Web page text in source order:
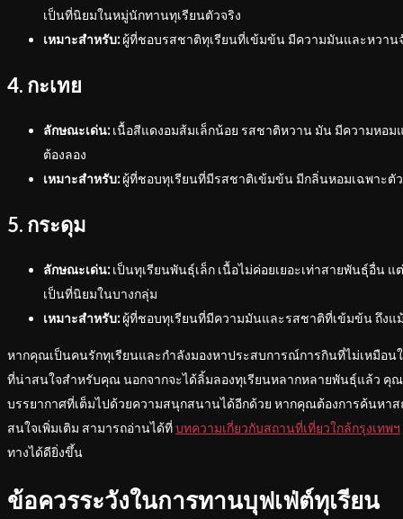
เป็นที่นิยมในหมู่นักทานทุเรียนตัวจริง
เหมาะสำหรับ:ผู้ที่ชอบรสชาติทุเรียนที่เข้มข้น มีความมันและหวาน
4. กะเทย
ลักษณะเด่น:เนื้อสีแดงอมส้มเล็กน้อย รสชาติหวาน มัน มีความหอม
ต้องลอง
เหมาะสำหรับ:ผู้ที่ชอบทุเรียนที่มีรสชาติเข้มข้น มีกลิ่นหอมเฉพาะตัว
5. กระดุม
ลักษณะเด่น:เป็นทุเรียนพันธุ์เล็ก เนื้อไม่ค่อยเยอะเท่าสายพันธุ์อื่น
เป็นที่นิยมในบางกลุ่ม
เหมาะสำหรับ:ผู้ที่ชอบทุเรียนที่มีความมันและรสชาติที่เข้มข้น ถึงแ
หากคุณเป็นคนรักทุเรียนและกำลังมองหาประสบการณ์การกินที่ไม่เหมือน
ที่น่าสนใจสำหรับคุณ นอกจากจะได้ลิ้มลองทุเรียนหลากหลายพันธุ์แล้ว คุ
บรรยากาศที่เต็มไปด้วยความสนุกสนานได้อีกด้วย หากคุณต้องการค้นหาส
สนใจเพิ่มเติม สามารถอ่านได้ที่บทความเกี่ยวกับสถานที่เที่ยวใกล้กรุงเทพฯ
ทางได้ดียิ่งขึ้น
ข้อควรระวังในการทานบุฟเฟ่ต์ทุเรียน